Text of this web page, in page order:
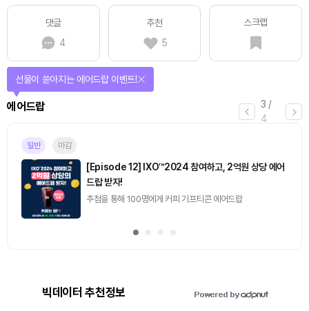
댓글
4
추천
5
스크랩
3 /
4
에어드랍
선물이 쏟아지는 에어드랍 이벤트!
일반 마감
[Episode 12] IXO™2024 참여하고, 2억원 상당 에어
드랍 받자!
추첨을 통해 100명에게 커피 기프티콘 에어드랍
빅데이터 추천정보